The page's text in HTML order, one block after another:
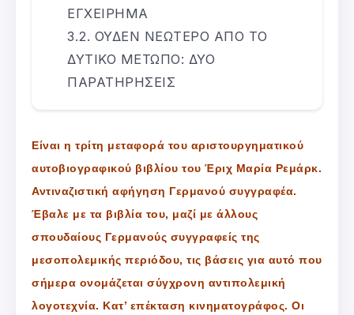
ΕΓΧΕΙΡΗΜΑ
ΟΥΔΕΝ ΝΕΩΤΕΡΟ ΑΠΟ ΤΟ
ΔΥΤΙΚΟ ΜΕΤΩΠΟ: ΔΥΟ
ΠΑΡΑΤΗΡΗΣΕΙΣ
Είναι η τρίτη μεταφορά του αριστουργηματικού
αυτοβιογραφικού βιβλίου του Έριχ Μαρία Ρεμάρκ.
Αντιναζιστική αφήγηση Γερμανού συγγραφέα.
Έβαλε με τα βιβλία του, μαζί με άλλους
σπουδαίους Γερμανούς συγγραφείς της
μεσοπολεμικής περιόδου, τις βάσεις για αυτό που
σήμερα ονομάζεται σύγχρονη αντιπολεμική
λογοτεχνία. Κατ’ επέκταση κινηματογράφος. Οι